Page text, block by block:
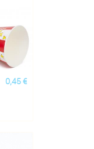
0,45 €